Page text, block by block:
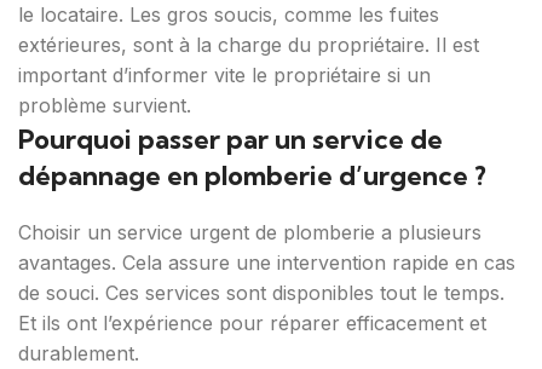
le locataire. Les gros soucis, comme les fuites
extérieures, sont à la charge du propriétaire. Il est
important d’informer vite le propriétaire si un
problème survient.
Pourquoi passer par un service de
dépannage en plomberie d’urgence ?
Choisir un service urgent de plomberie a plusieurs
avantages. Cela assure une intervention rapide en cas
de souci. Ces services sont disponibles tout le temps.
Et ils ont l’expérience pour réparer efficacement et
durablement.